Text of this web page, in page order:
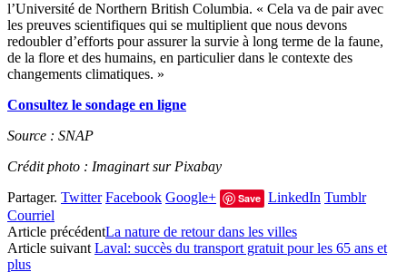
l’Université de Northern British Columbia. « Cela va de pair avec
les preuves scientifiques qui se multiplient que nous devons
redoubler d’efforts pour assurer la survie à long terme de la faune,
de la flore et des humains, en particulier dans le contexte des
changements climatiques. »
Consultez le sondage en ligne
Source : SNAP
Crédit photo : Imaginart sur Pixabay
Partager. Twitter Facebook Google+ Save LinkedIn Tumblr
Courriel
Article précédentLa nature de retour dans les villes
Article suivant Laval: succès du transport gratuit pour les 65 ans et
plus